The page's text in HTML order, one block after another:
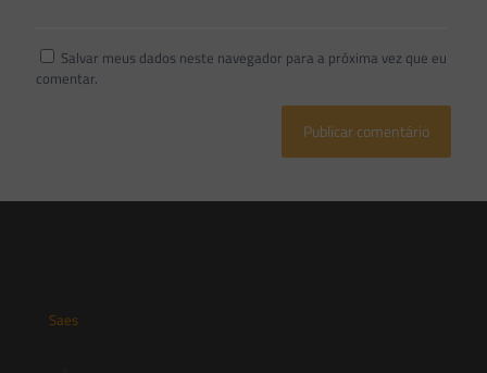
Salvar meus dados neste navegador para a próxima vez que eu
comentar.
Saes